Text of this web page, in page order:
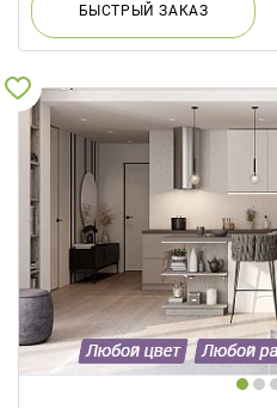
БЫСТРЫЙЗАКАЗ